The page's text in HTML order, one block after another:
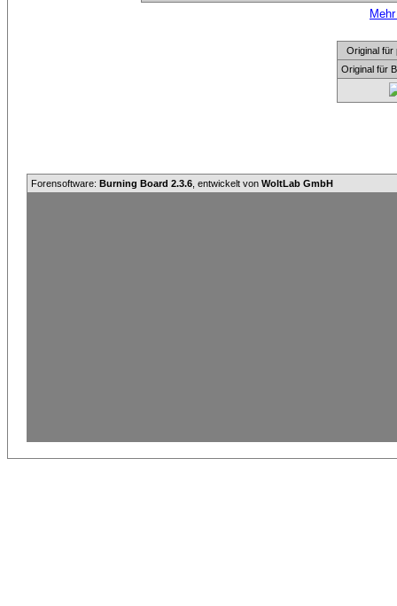
Original für
Original für
Forensoftware: Burning Board 2.3.6 , entwickelt von WoltLab GmbH